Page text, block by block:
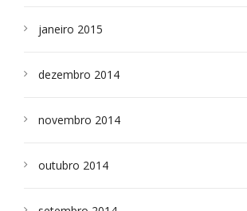
janeiro 2015
dezembro 2014
novembro 2014
outubro 2014